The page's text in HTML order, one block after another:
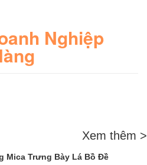
Nghiệp
Xem thêm >
Mica Trưng Bày Lá Bồ Đề